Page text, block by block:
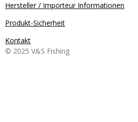
Hersteller / Importeur Informationen
Produkt-Sicherheit
Kontakt
© 2025 V&S Fishing